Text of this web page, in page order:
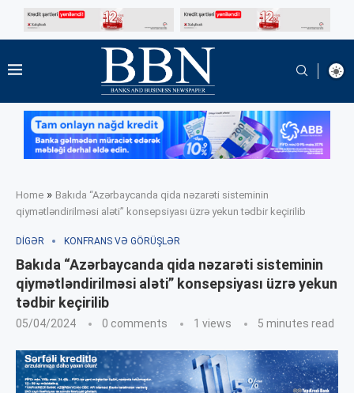
Home » Bakıda “Azərbaycanda qida nəzarəti sisteminin
qiymətləndirilməsi aləti” konsepsiyası üzrə yekun tədbir keçirilib
DIGƏR KONFRANS VƏ GÖRÜŞLƏR
Bakıda “Azərbaycanda qida nəzarəti sisteminin
qiymətləndirilməsi aləti” konsepsiyası üzrə yekun
tədbir keçirilib
05/04/2024 0 comments 1 views 5 minutes read